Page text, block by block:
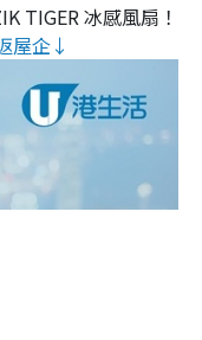
TIGER 冰感風扇！
屋企↓